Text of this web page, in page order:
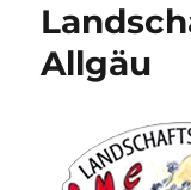
Allgäu